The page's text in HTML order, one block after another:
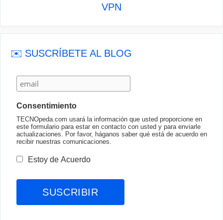
VPN
✉️ SUSCRÍBETE AL BLOG
Consentimiento
TECNOpeda.com usará la información que usted proporcione en
este formulario para estar en contacto con usted y para enviarle
actualizaciones. Por favor, háganos saber qué está de acuerdo en
recibir nuestras comunicaciones.
Estoy de Acuerdo